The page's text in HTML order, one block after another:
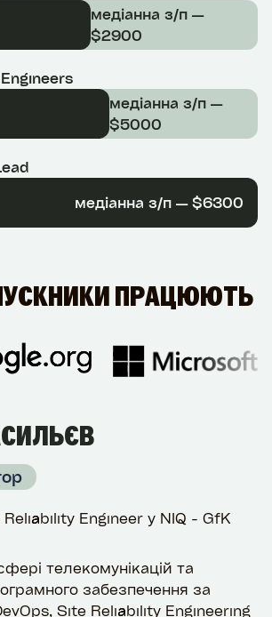
медіанна з/п —
$2900
медіанна з/п —
$5000
медіанна з/п — $6300
ПРАЦЮЮТЬ
Engineer у NIQ - GfK
телекомунікацій та
забезпечення за
Site Reliability Engineering